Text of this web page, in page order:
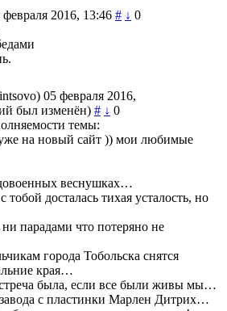
февраля 2016, 13:46 # ↓ 0
05 февраля 2016,
был изменён) # ↓ 0
темы:
уже на новый сайт )) мои любимые
веснушках…
досталась тихая усталость, но
парадами что потеряно не
города Тобольска снятся
края…
была, если все были живы мы…
с пластинки Марлен Дитрих…